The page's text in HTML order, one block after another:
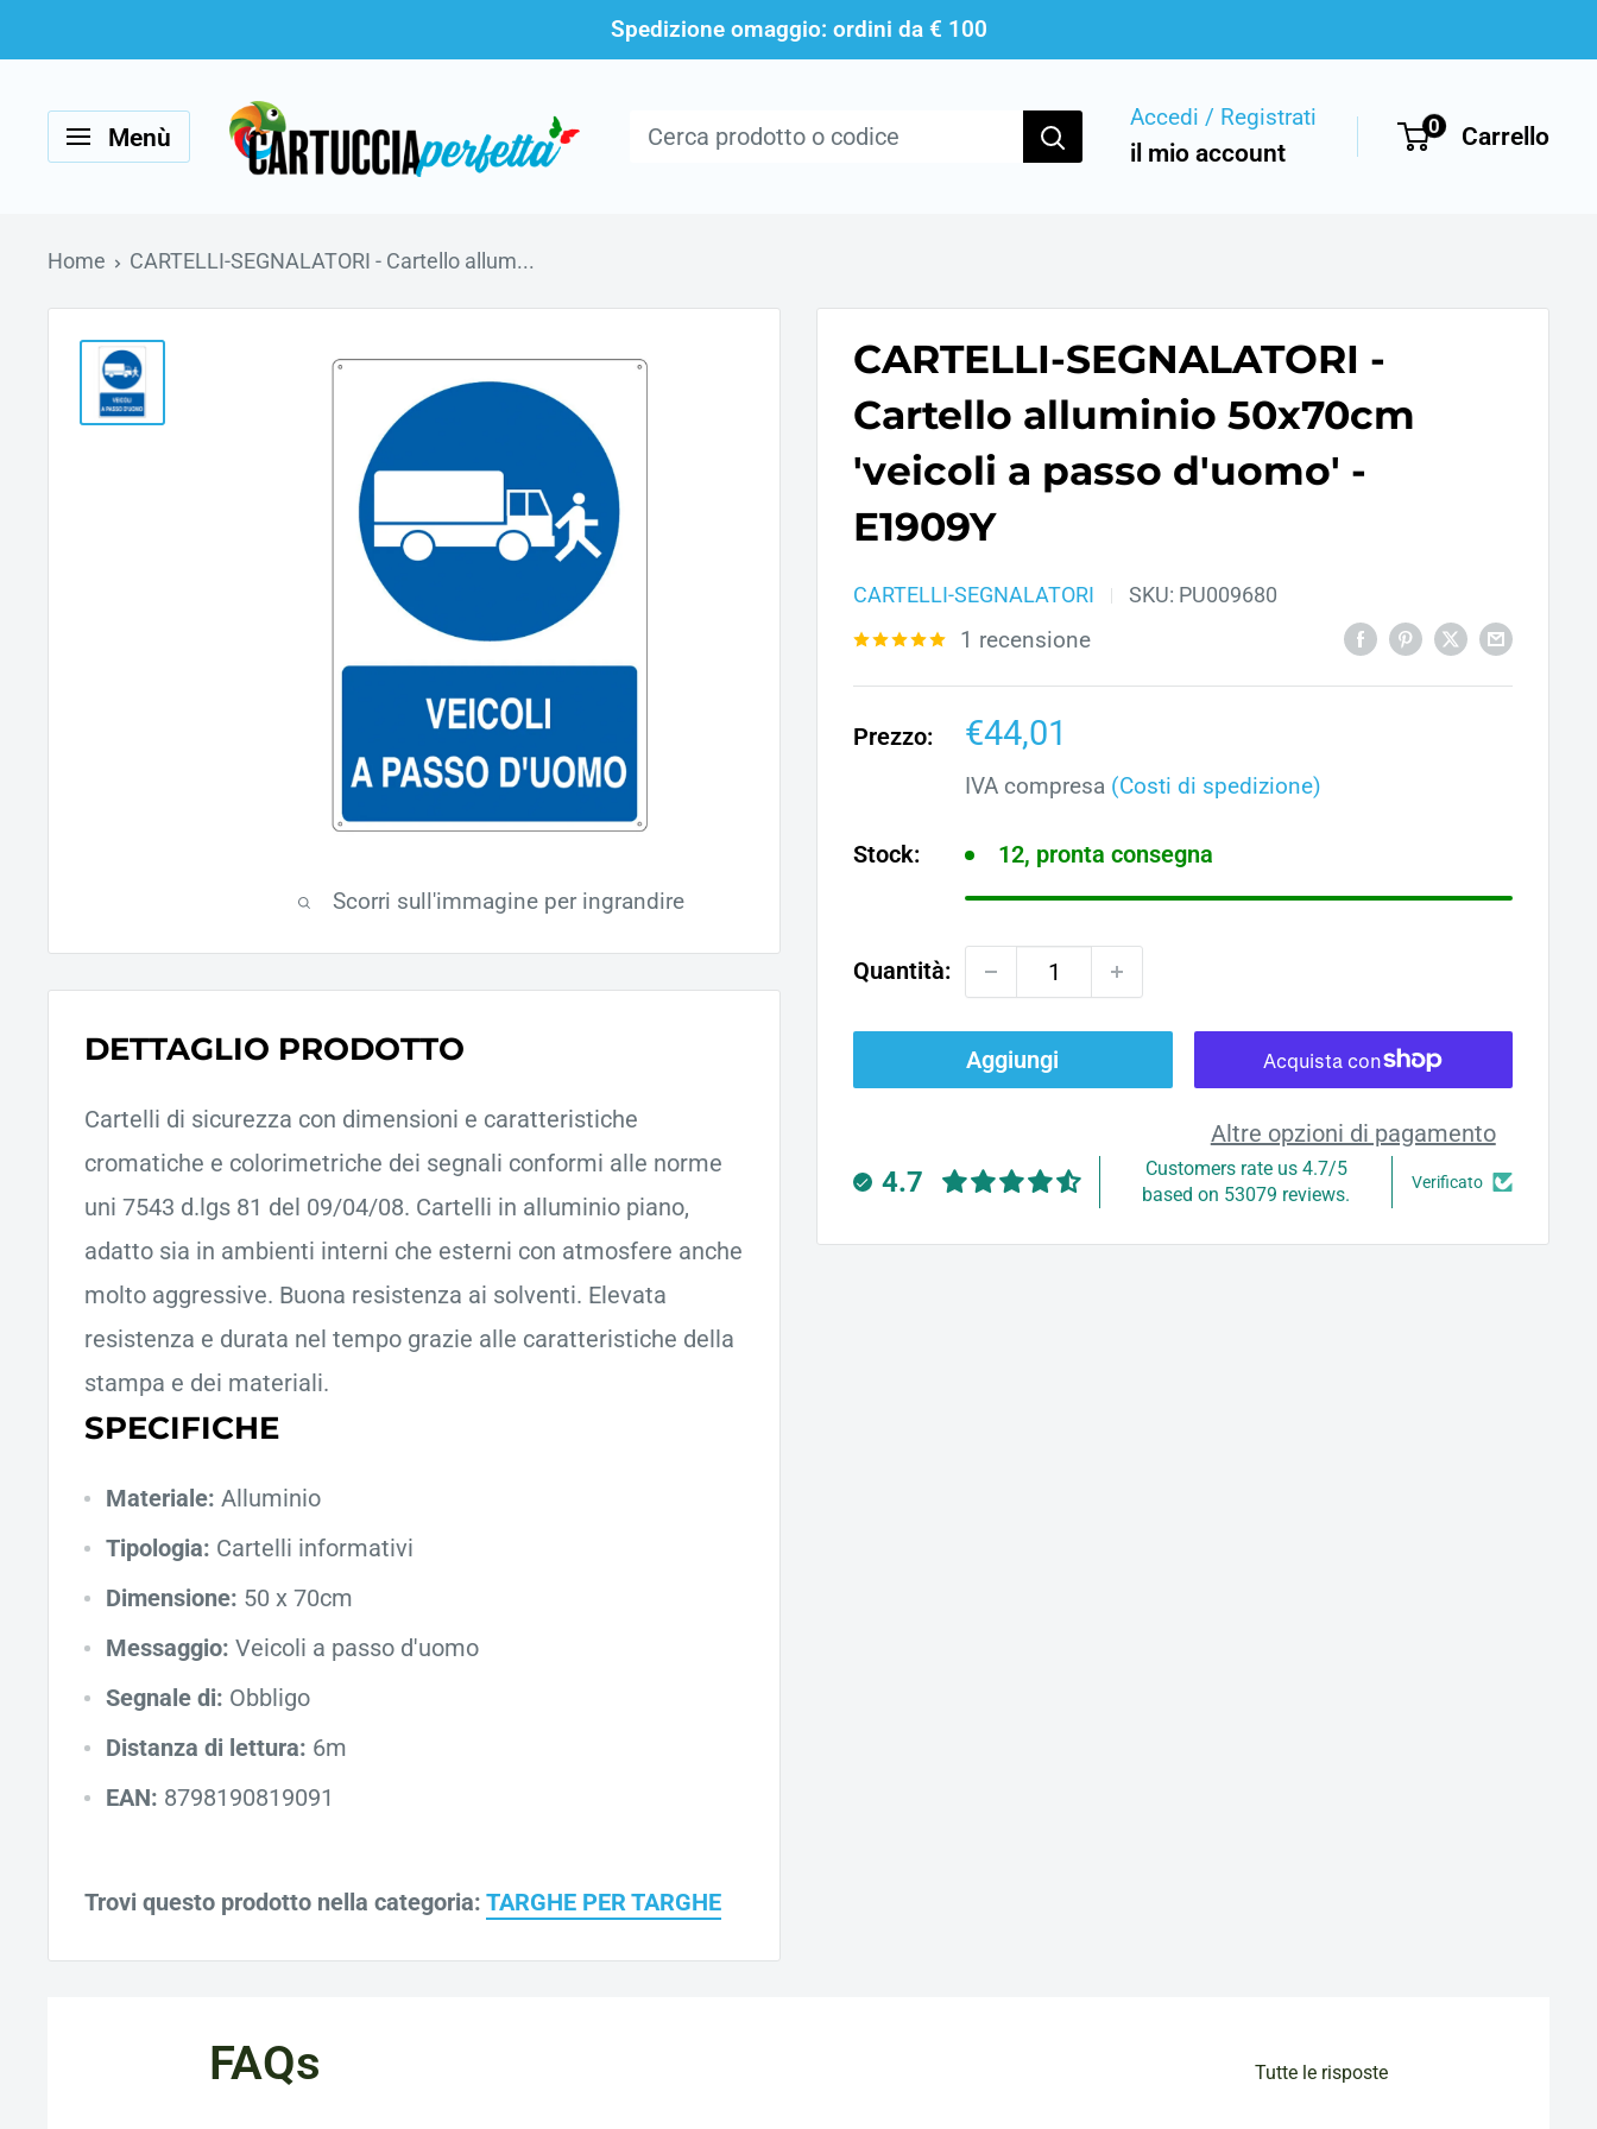
al
contenuto
Spedizione omaggio: ordini da € 100
Menù
Cartucciaperfetta Accedi / Registrati
il mio account
0 Carrello
Home CARTELLI-SEGNALATORI - Cartello allum...
Scorri sull'immagine per ingrandire
CARTELLI-SEGNALATORI -
Cartello alluminio 50x70cm
'veicoli a passo d'uomo' -
E1909Y
CARTELLI-SEGNALATORI SKU: PU009680
1 recensione
Prezzo:
Prezzo
scontato
€44,01
IVA compresa (Costi di spedizione)
Stock: 12, pronta consegna
Quantità:
Aggiungi
Altre opzioni di pagamento
4.7
Customers rate us 4.7/5
based on 53079 reviews.
Verificato
DETTAGLIO PRODOTTO
Cartelli di sicurezza con dimensioni e caratteristiche
cromatiche e colorimetriche dei segnali conformi alle norme
uni 7543 d.lgs 81 del 09/04/08. Cartelli in alluminio piano,
adatto sia in ambienti interni che esterni con atmosfere anche
molto aggressive. Buona resistenza ai solventi. Elevata
resistenza e durata nel tempo grazie alle caratteristiche della
stampa e dei materiali.
SPECIFICHE
Materiale: Alluminio
Tipologia: Cartelli informativi
Dimensione: 50 x 70cm
Messaggio: Veicoli a passo d'uomo
Segnale di: Obbligo
Distanza di lettura: 6m
EAN: 8798190819091
Trovi questo prodotto nella categoria: TARGHE PER TARGHE
FAQs Tutte le risposte